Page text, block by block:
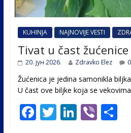
KUHINJA NAJNOVIJE VESTI
Tivat u čast žućenice
20. јун 2026. Zdravko Elez 0
Žućenica je jedina samonikla
U čast ovе biljke koja se
F T Li Vi S